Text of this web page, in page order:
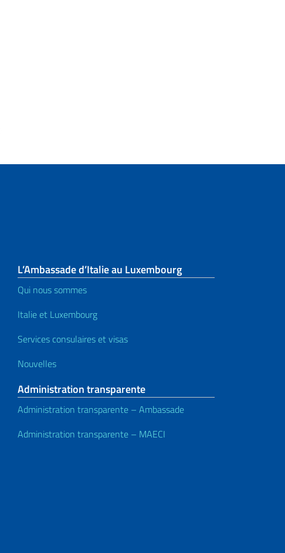
L’Ambassade d’Italie au Luxembourg
Qui nous sommes
Italie et Luxembourg
Services consulaires et visas
Nouvelles
Administration transparente
Administration transparente – Ambassade
Administration transparente – MAECI